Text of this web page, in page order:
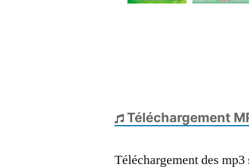
Téléchargement
Téléchargement des